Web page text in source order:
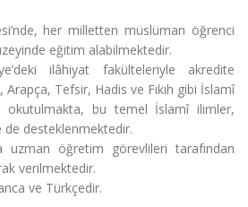
her milletten müslüman öğrenci
eğitim alabilmektedir.
ilâhiyat fakülteleriyle akredite
Tefsir, Hadis ve Fıkıh gibi İslamî
bu temel İslamî ilimler,
de desteklenmektedir.
uzman öğretim görevlileri tarafından
verilmektedir.
ve Türkçedir.